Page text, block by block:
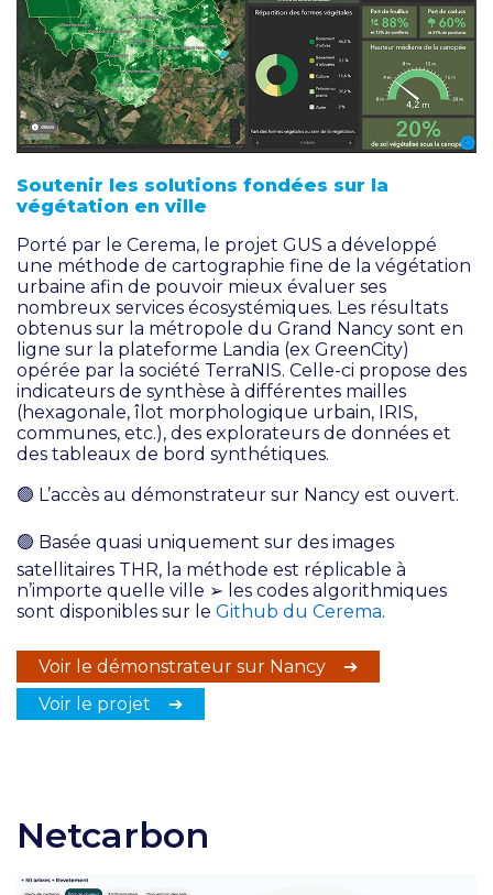
Soutenir les solutions fondées sur la
végétation en ville
Porté par le Cerema, le projet GUS a développé
une méthode de cartographie fine de la végétation
urbaine afin de pouvoir mieux évaluer ses
nombreux services écosystémiques. Les résultats
obtenus sur la métropole du Grand Nancy sont en
ligne sur la plateforme Landia (ex GreenCity)
opérée par la société TerraNIS. Celle-ci propose des
indicateurs de synthèse à différentes mailles
(hexagonale, îlot morphologique urbain, IRIS,
communes, etc.), des explorateurs de données et
des tableaux de bord synthétiques.
🟢 L’accès au démonstrateur sur Nancy est ouvert.
🟢 Basée quasi uniquement sur des images
satellitaires THR, la méthode est réplicable à
n’importe quelle ville ➢ les codes algorithmiques
sont disponibles sur le Github du Cerema.
Voir le démonstrateur sur Nancy ➔
Voir le projet ➔
Netcarbon